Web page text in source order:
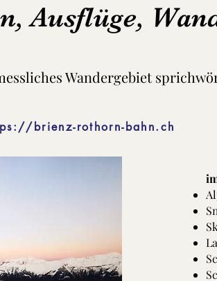
Ausflüge,
Wandergebiet
brienz-rothorn-bahn.ch